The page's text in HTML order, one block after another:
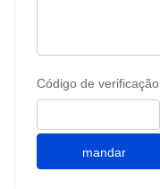
Código de verificação
mandar